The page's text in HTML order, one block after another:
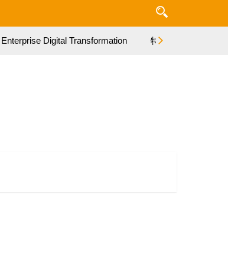
Enterprise Digital Transformation 特集